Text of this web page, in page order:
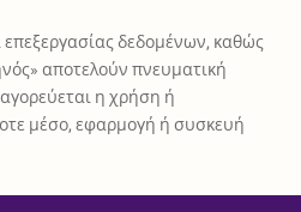
δεδομένων, καθώς
αποτελούν πνευματική
η χρήση ή
μέσο, εφαρμογή ή συσκευή